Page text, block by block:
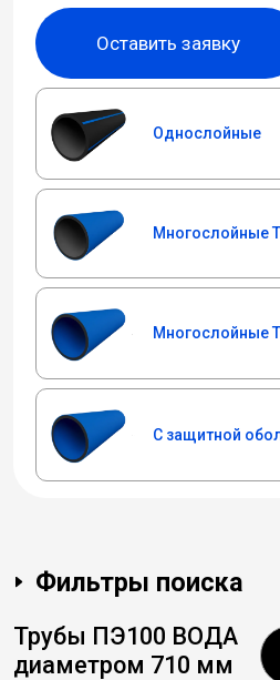
Оставить заявку
Однослойные
Многослойные
Многослойные
С защитной
Фильтры поиска
Трубы ПЭ100 ВОДА
диаметром 710 мм